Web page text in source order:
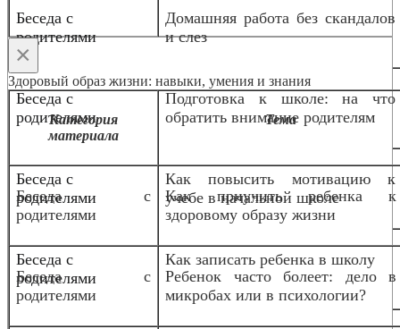
Беседа с
родителями
Домашняя работа без скандалов
и слез
Беседа с
родителями
Подготовка к школе: на что
обратить внимание родителям
Беседа с
родителями
Как повысить мотивацию к
учебе в начальной школе
Беседа с
родителями
Как записать ребенка в школу
×
Здоровый образ жизни: навыки, умения и знания
Категория
материала
Тема
Беседа с
родителями
Как приучить ребенка к
здоровому образу жизни
Беседа с
родителями
Ребенок часто болеет: дело в
микробах или в психологии?